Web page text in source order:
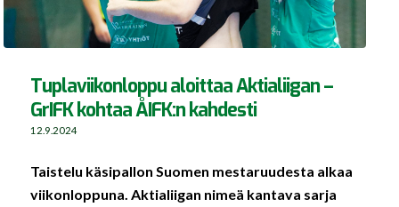
Tuplaviikonloppu aloittaa Aktialiigan –
GrIFK kohtaa ÅIFK:n kahdesti
12.9.2024
Taistelu käsipallon Suomen mestaruudesta alkaa
viikonloppuna. Aktialiigan nimeä kantava sarja